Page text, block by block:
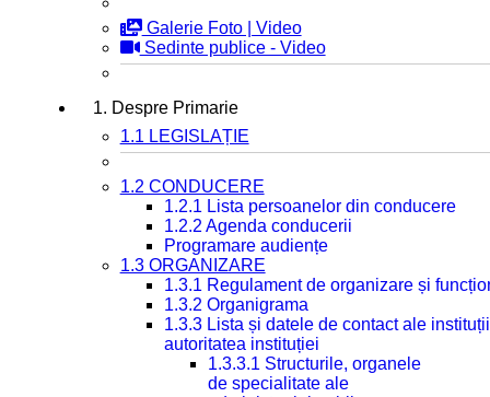
Galerie Foto | Video
Sedinte publice - Video
1. Despre Primarie
1.1 LEGISLAȚIE
1.2 CONDUCERE
1.2.1 Lista persoanelor din conducere
1.2.2 Agenda conducerii
Programare audiențe
1.3 ORGANIZARE
1.3.1 Regulament de organizare și
1.3.2 Organigrama
1.3.3 Lista și datele de contact ale
autoritatea instituției
1.3.3.1 Structurile, organele
de specialitate ale